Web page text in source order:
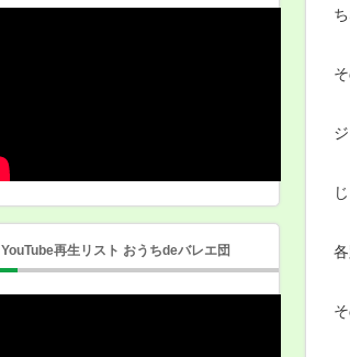
YouTube再生リスト おうちdeバレエ団